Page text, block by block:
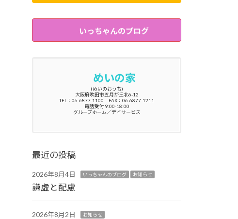
いっちゃんのブログ
めいの家
(めいのおうち)
大阪府吹田市五月が丘北6-12
TEL：06-6877-1100 FAX：06-6877-1211
電話受付 9:00-18:00
グループホーム／デイサービス
最近の投稿
2026年8月4日 いっちゃんのブログ お知らせ
謙虚と配慮
2026年8月2日 お知らせ